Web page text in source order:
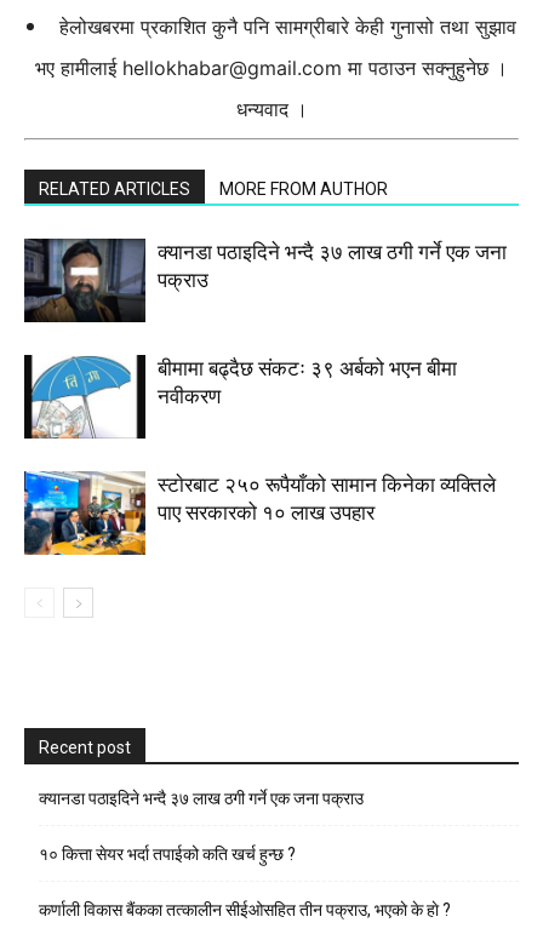
हेलोखबरमा प्रकाशित कुनै पनि सामग्रीबारे केही गुनासो तथा सुझाव
भए हामीलाई hellokhabar@gmail.com मा पठाउन सक्नुहुनेछ ।
धन्यवाद ।
RELATED ARTICLES MORE FROM AUTHOR
क्यानडा पठाइदिने भन्दै ३७ लाख ठगी गर्ने एक जना
पक्राउ
बीमामा बढ्दैछ संकटः ३९ अर्बको भएन बीमा
नवीकरण
स्टाेरबाट २५० रूपैयाँको सामान किनेका व्यक्तिले
पाए सरकारको १० लाख उपहार
Recent post
क्यानडा पठाइदिने भन्दै ३७ लाख ठगी गर्ने एक जना पक्राउ
१० कित्ता सेयर भर्दा तपाईको कति खर्च हुन्छ ?
कर्णाली विकास बैंकका तत्कालीन सीईओसहित तीन पक्राउ, भएकाे के हाे ?